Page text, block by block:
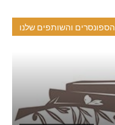
הספונסרים והשותפים שלנו